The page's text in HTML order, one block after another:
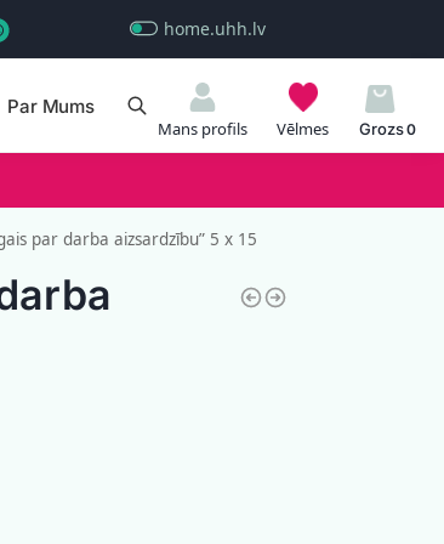
home.uhh.lv
Par Mums
Mans profils Vēlmes 0
par darba aizsardzību” 5 x 15